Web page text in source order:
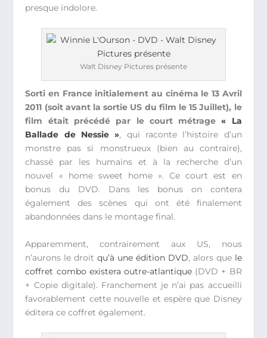
presque indolore.
Walt Disney Pictures présente
Sorti en France initialement au cinéma le 13 Avril
2011 (soit avant la sortie US du film le 15 Juillet), le
film était précédé par le court métrage« La
Ballade de Nessie », qui raconte l’histoire d’un
monstre pas si monstrueux (bien au contraire),
chassé par les humains et à la recherche d’un
nouvel « home sweet home ». Ce court est en
bonus du DVD. Dans les bonus on contera
également des scènes qui ont été finalement
abandonnées dans le montage final.
Apparemment, contrairement aux US, nous
n’aurons le droitqu’à une édition DVD, alors que le
coffret combo existera outre-atlantique (DVD + BR
+ Copie digitale). Franchement je n’ai pas accueilli
favorablement cette nouvelle et espère que Disney
éditera ce coffret également.